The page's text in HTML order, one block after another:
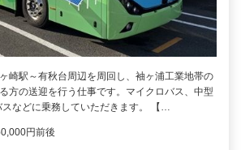
崎駅～有秋台周辺を周回し、袖ヶ浦工業地帯の
方の送迎を行う仕事です。マイクロバス、中型
スなどに乗務していただきます。 【…
円前後